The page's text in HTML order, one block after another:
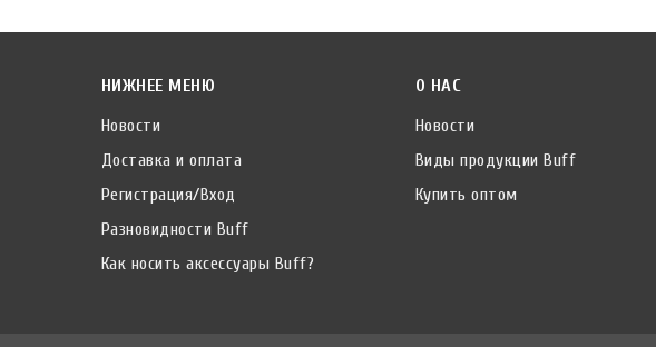
НИЖНЕЕ МЕНЮ
Новости
Доставка и оплата
Регистрация/Вход
Разновидности Buff
Как носить аксессуары Buff?
О НАС
Новости
Виды продукции Buff
Купить оптом